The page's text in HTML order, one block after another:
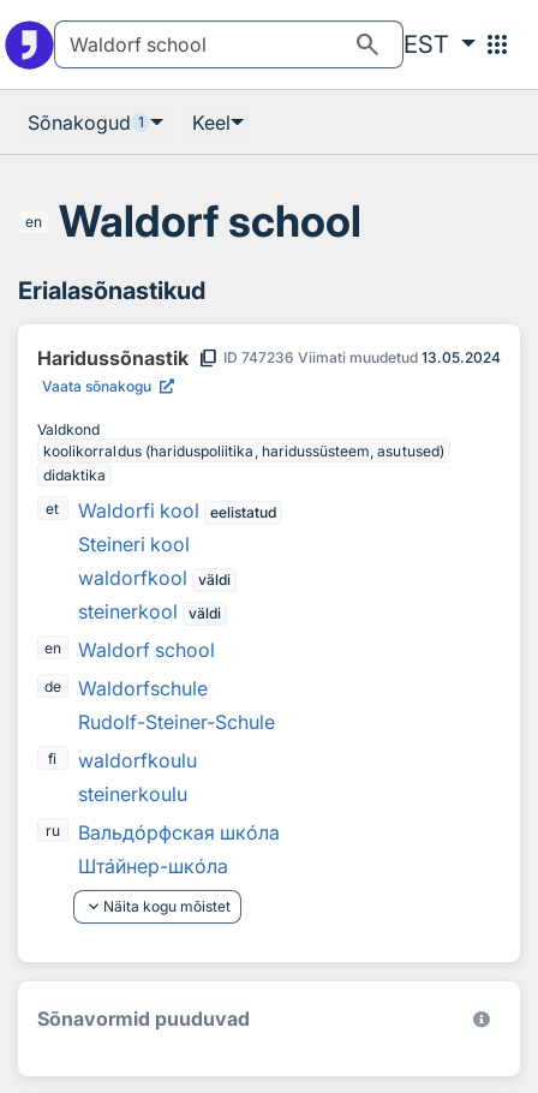
search EST apps
Sõnakogud 1 Keel
en Waldorf school
Erialasõnastikud
Haridussõnastik content_copy ID 747236 Viimati muudetud 13.05.2024
Vaata sõnakogu
Valdkond
koolikorraldus (hariduspoliitika, haridussüsteem, asutused)
didaktika
et
Waldorfi kool eelistatud
Steineri kool
waldorfkool
väldi
steinerkool
väldi
en
Waldorf school
de
Waldorfschule
Rudolf-Steiner-Schule
fi
waldorfkoulu
steinerkoulu
ru Вальдорфская школа
Штайнер-школа
keyboard_arrow_down Näita kogu mõistet
Sõnavormid puuduvad